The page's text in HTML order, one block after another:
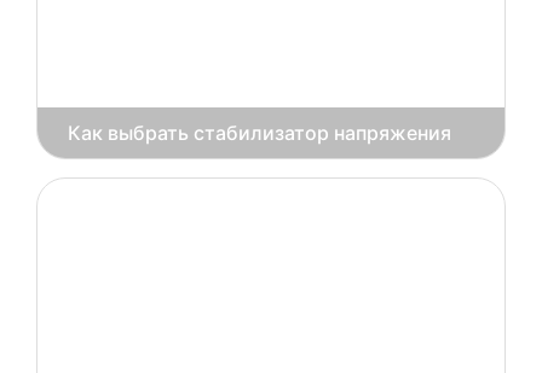
​Как выбрать стабилизатор напряжения